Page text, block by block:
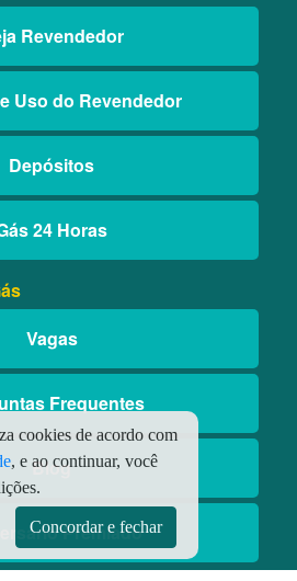
Revendedor
Uso do Revendedor
Depósitos
24 Horas
Vagas
Frequentes
Blog
Premiado
cookies de acordo com
, e ao continuar, você
Concordar e fechar